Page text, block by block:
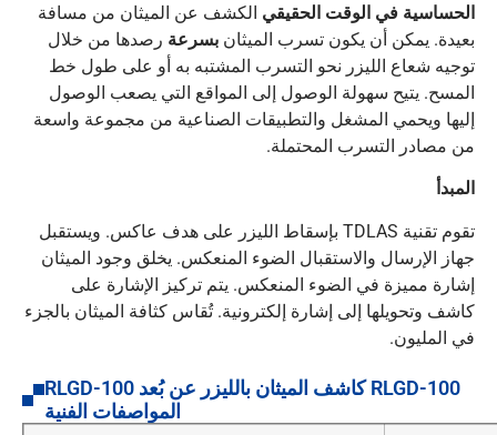
الحساسية في الوقت الحقيقي الكشف عن الميثان من مسافة
بعيدة. يمكن أن يكون تسرب الميثان بسرعة رصدها من خلال
توجيه شعاع الليزر نحو التسرب المشتبه به أو على طول خط
المسح. يتيح سهولة الوصول إلى المواقع التي يصعب الوصول
إليها ويحمي المشغل والتطبيقات الصناعية من مجموعة واسعة
من مصادر التسرب المحتملة.
المبدأ
تقوم تقنية TDLAS بإسقاط الليزر على هدف عاكس. ويستقبل
جهاز الإرسال والاستقبال الضوء المنعكس. يخلق وجود الميثان
إشارة مميزة في الضوء المنعكس. يتم تركيز الإشارة على
كاشف وتحويلها إلى إشارة إلكترونية. تُقاس كثافة الميثان بالجزء
في المليون.
RLGD-100 كاشف الميثان بالليزر عن بُعد RLGD-100
المواصفات الفنية